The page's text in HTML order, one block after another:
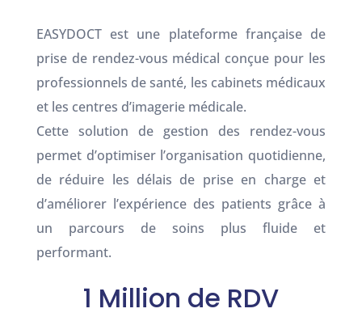
EASYDOCT est une plateforme française de
prise de rendez-vous médical conçue pour les
professionnels de santé, les cabinets médicaux
et les centres d’imagerie médicale.
Cette solution de gestion des rendez-vous
permet d’optimiser l’organisation quotidienne,
de réduire les délais de prise en charge et
d’améliorer l’expérience des patients grâce à
un parcours de soins plus fluide et
performant.
1 Million de RDV